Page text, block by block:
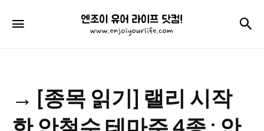
엔
조
어
라
→ [종목 읽기] 랠리 시작